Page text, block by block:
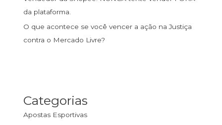
da plataforma.
O que acontece se você vencer a ação na Justiça
contra o Mercado Livre?
Categorias
Apostas Esportivas